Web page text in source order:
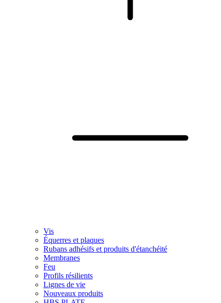
Vis
Équerres et plaques
Rubans adhésifs et produits d'étanchéité
Membranes
Feu
Profils résilients
Lignes de vie
Nouveaux produits